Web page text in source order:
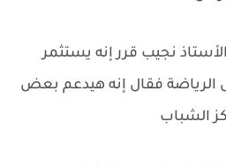
نجيب قرر إنه يستثمر
فقال إنه هيدعم بعض
الشباب